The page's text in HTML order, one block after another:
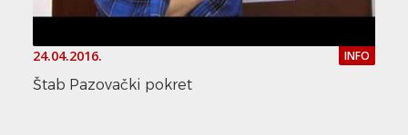
24.04.2016. INFO
Štab Pazovački pokret